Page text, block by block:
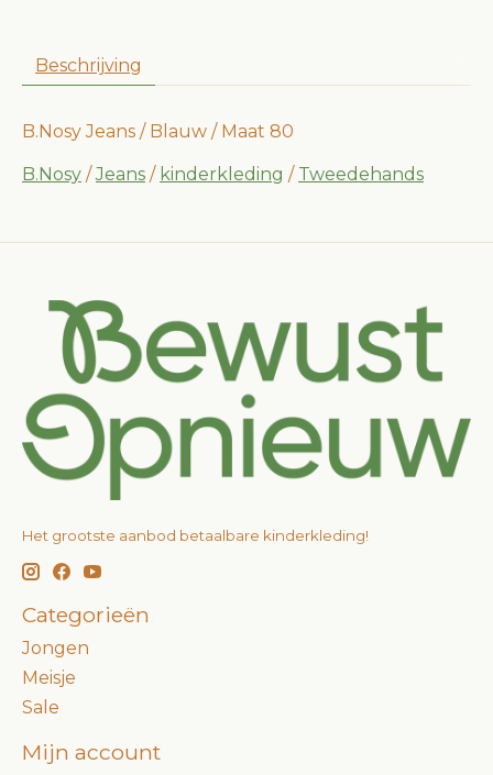
Beschrijving
B.Nosy Jeans / Blauw / Maat 80
B.Nosy /Jeans / kinderkleding / Tweedehands
Het grootste aanbod betaalbare kinderkleding!
Categorieën
Jongen
Meisje
Sale
Mijn account